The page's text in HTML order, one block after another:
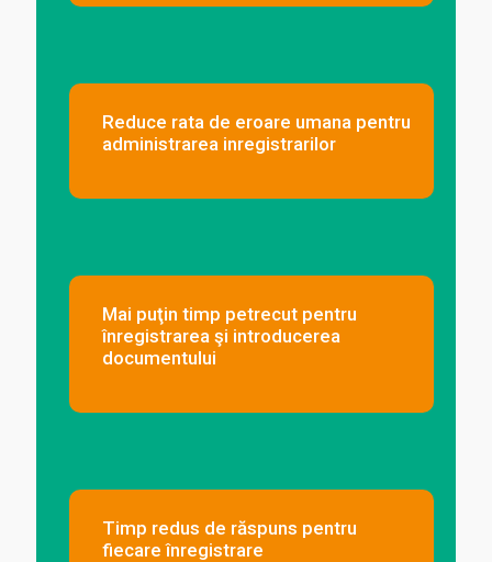
Reduce rata de eroare umana pentru
administrarea inregistrarilor
Mai puţin timp petrecut pentru
înregistrarea şi introducerea
documentului
Timp redus de răspuns pentru
fiecare înregistrare